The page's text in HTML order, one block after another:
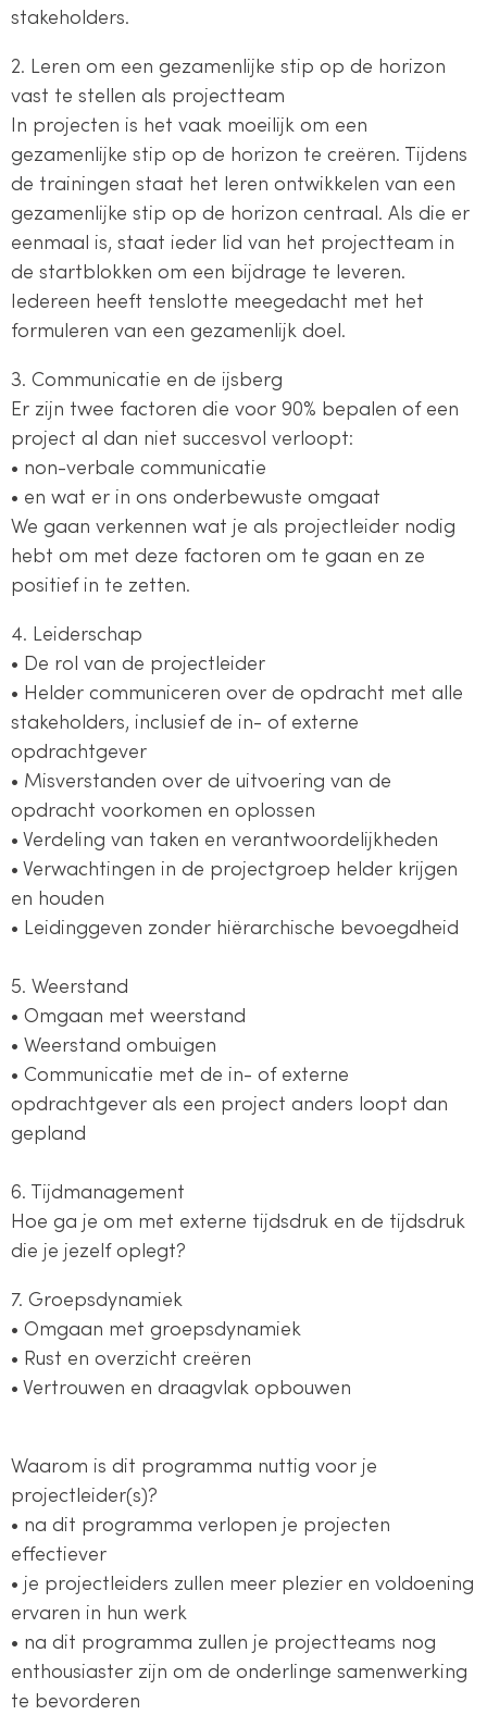
stakeholders.
2. Leren om een gezamenlijke stip op de horizon
vast te stellen als projectteam
In projecten is het vaak moeilijk om een
gezamenlijke stip op de horizon te creëren. Tijdens
de trainingen staat het leren ontwikkelen van een
gezamenlijke stip op de horizon centraal. Als die er
eenmaal is, staat ieder lid van het projectteam in
de startblokken om een bijdrage te leveren.
Iedereen heeft tenslotte meegedacht met het
formuleren van een gezamenlijk doel.
3. Communicatie en de ijsberg
Er zijn twee factoren die voor 90% bepalen of een
project al dan niet succesvol verloopt:
• non-verbale communicatie
• en wat er in ons onderbewuste omgaat
We gaan verkennen wat je als projectleider nodig
hebt om met deze factoren om te gaan en ze
positief in te zetten.
4. Leiderschap
• De rol van de projectleider
• Helder communiceren over de opdracht met alle
stakeholders, inclusief de in- of externe
opdrachtgever
• Misverstanden over de uitvoering van de
opdracht voorkomen en oplossen
• Verdeling van taken en verantwoordelijkheden
• Verwachtingen in de projectgroep helder krijgen
en houden
• Leidinggeven zonder hiërarchische bevoegdheid
5. Weerstand
• Omgaan met weerstand
• Weerstand ombuigen
• Communicatie met de in- of externe
opdrachtgever als een project anders loopt dan
gepland
6. Tijdmanagement
Hoe ga je om met externe tijdsdruk en de tijdsdruk
die je jezelf oplegt?
7. Groepsdynamiek
• Omgaan met groepsdynamiek
• Rust en overzicht creëren
• Vertrouwen en draagvlak opbouwen
Waarom is dit programma nuttig voor je
projectleider(s)?
• na dit programma verlopen je projecten
effectiever
• je projectleiders zullen meer plezier en voldoening
ervaren in hun werk
• na dit programma zullen je projectteams nog
enthousiaster zijn om de onderlinge samenwerking
te bevorderen